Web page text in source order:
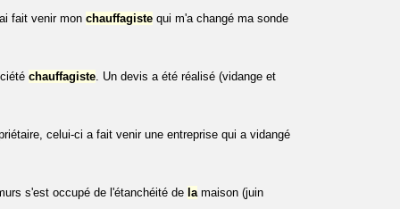
fait venir mon chauffagiste qui m'a changé ma sonde
chauffagiste. Un devis a été réalisé (vidange et
celui-ci a fait venir une entreprise qui a vidangé
s'est occupé de l'étanchéité de lamaison (juin